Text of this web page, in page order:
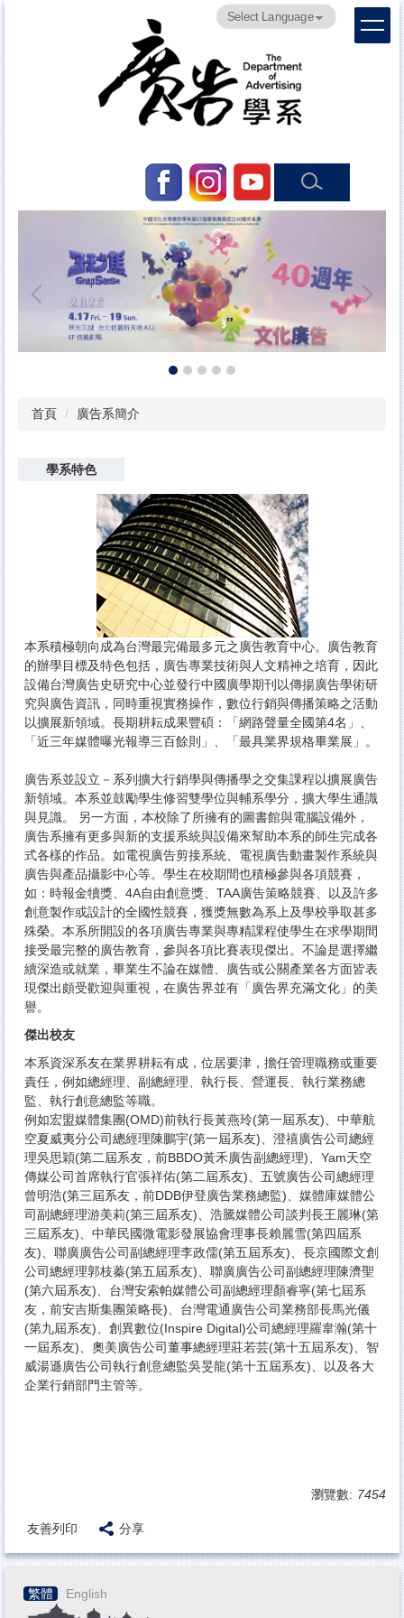
Translate
首頁 廣告系簡介
學系特色
本系積極朝向成為台灣最完備最多元之廣告教育中心。廣告教育
的辦學目標及特色包括，廣告專業技術與人文精神之培育，因此
設備台灣廣告史研究中心並發行中國廣學期刊以傳揚廣告學術研
究與廣告資訊，同時重視實務操作，數位行銷與傳播策略之活動
以擴展新領域。長期耕耘成果豐碩：「網路聲量全國第4名」、
「近三年媒體曝光報導三百餘則」、「最具業界規格畢業展」。
廣告系並設立－系列擴大行銷學與傳播學之交集課程以擴展廣告
新領域。本系並鼓勵學生修習雙學位與輔系學分，擴大學生通識
與見識。 另一方面，本校除了所擁有的圖書館與電腦設備外，
廣告系擁有更多與新的支援系統與設備來幫助本系的師生完成各
式各樣的作品。如電視廣告剪接系統、電視廣告動畫製作系統與
廣告與產品攝影中心等。學生在校期間也積極參與各項競賽，
如：時報金犢獎、4A自由創意獎、TAA廣告策略競賽、以及許多
創意製作或設計的全國性競賽，獲獎無數為系上及學校爭取甚多
殊榮。本系所開設的各項廣告專業與專精課程使學生在求學期間
接受最完整的廣告教育，參與各項比賽表現傑出。不論是選擇繼
續深造或就業，畢業生不論在媒體、廣告或公關產業各方面皆表
現傑出頗受歡迎與重視，在廣告界並有「廣告界充滿文化」的美
譽。
傑出校友
本系資深系友在業界耕耘有成，位居要津，擔任管理職務或重要
責任，例如總經理、副總經理、執行長、營運長、執行業務總
監、執行創意總監等職。
例如宏盟媒體集團(OMD)前執行長黃燕玲(第一屆系友)、中華航
空夏威夷分公司總經理陳鵬宇(第一屆系友)、澄禧廣告公司總經
理吳思穎(第二屆系友，前BBDO黃禾廣告副總經理)、Yam天空
傳媒公司首席執行官張祥佑(第二屆系友)、五號廣告公司總經理
曾明浩(第三屆系友，前DDB伊登廣告業務總監)、媒體庫媒體公
司副總經理游美莉(第三屆系友)、浩騰媒體公司談判長王麗琳(第
三屆系友)、中華民國微電影發展協會理事長賴麗雪(第四屆系
友)、聯廣廣告公司副總經理李政儒(第五屆系友)、長京國際文創
公司總經理郭枝蓁(第五屆系友)、聯廣廣告公司副總經理陳濟聖
(第六屆系友)、台灣安索帕媒體公司副總經理顏睿寧(第七屆系
友，前安吉斯集團策略長)、台灣電通廣告公司業務部長馬光儀
(第九屆系友)、創異數位(Inspire Digital)公司總經理羅韋瀚(第十
一屆系友)、奧美廣告公司董事總經理莊若芸(第十五屆系友)、智
威湯遜廣告公司執行創意總監吳旻龍(第十五屆系友)、以及各大
企業行銷部門主管等。
瀏覽數: 7454
友善列印 分享
繁體 English